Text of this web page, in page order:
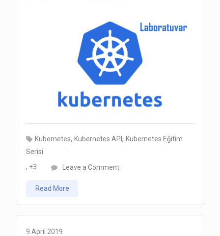
py
Li
n
k
at
s
A
p
p
gr
a
m
Kubernetes,Kubernetes API,Kubernetes Eğitim
Serisi
, +3
Leave a Commenton
8/20
Read More
9 April 2019